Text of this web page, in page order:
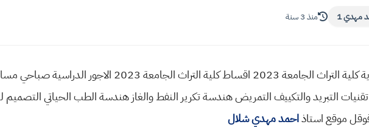
مهدي 1 منذ 3 سنة
الاقساط السنوية كلية التراث الجامعة 2023 اقساط كلية
التبريد والتكييف التمريض هندسة تكرير النفط والغاز هندسة الطب الحياتي التصميم
موقع استاذاحمد مهدي شلال